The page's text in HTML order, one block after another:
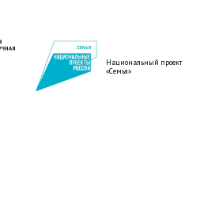
Национальный проект
«Семья»